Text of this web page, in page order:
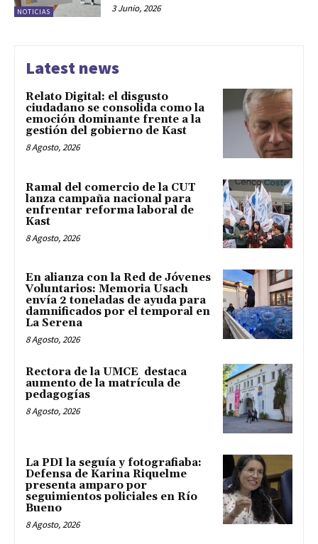
NOTICIAS 3 Junio, 2026
Latest news
Relato Digital: el disgusto
ciudadano se consolida como la
emoción dominante frente a la
gestión del gobierno de Kast
8 Agosto, 2026
Ramal del comercio de la CUT
lanza campaña nacional para
enfrentar reforma laboral de
Kast
8 Agosto, 2026
En alianza con la Red de Jóvenes
Voluntarios: Memoria Usach
envía 2 toneladas de ayuda para
damnificados por el temporal en
La Serena
8 Agosto, 2026
Rectora de la UMCE destaca
aumento de la matrícula de
pedagogías
8 Agosto, 2026
La PDI la seguía y fotografiaba:
Defensa de Karina Riquelme
presenta amparo por
seguimientos policiales en Río
Bueno
8 Agosto, 2026